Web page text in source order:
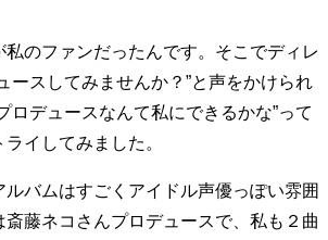
50代のリアル
と
移住という選択
一生モノの愛用品
私のファンだったんです。そこでディレ
ースしてみませんか？”と声をかけられ
ロデュースなんて私にできるかな”って
イしてみました。
バムはすごくアイドル声優っぽい雰囲
藤ネコさんプロデュースで、私も２曲